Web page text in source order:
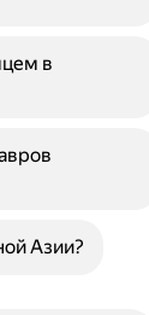
в
Азии?